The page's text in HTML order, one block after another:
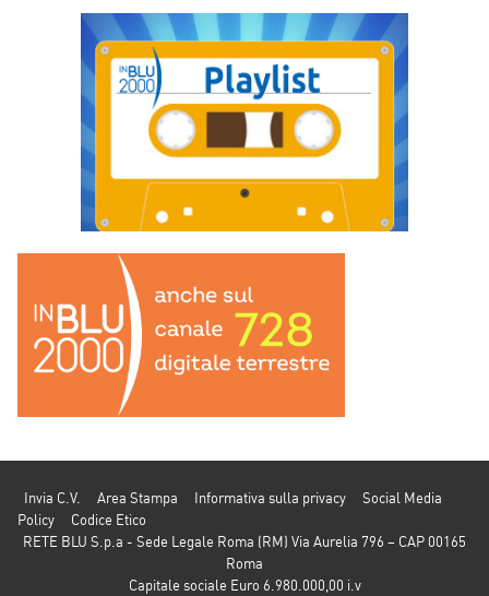
Invia C.V. Area Stampa Informativa sulla privacy
Social Media
Policy
Codice Etico
RETE BLU S.p.a - Sede Legale Roma (RM) Via Aurelia 796 – CAP 00165
Roma
Capitale sociale Euro 6.980.000,00 i.v